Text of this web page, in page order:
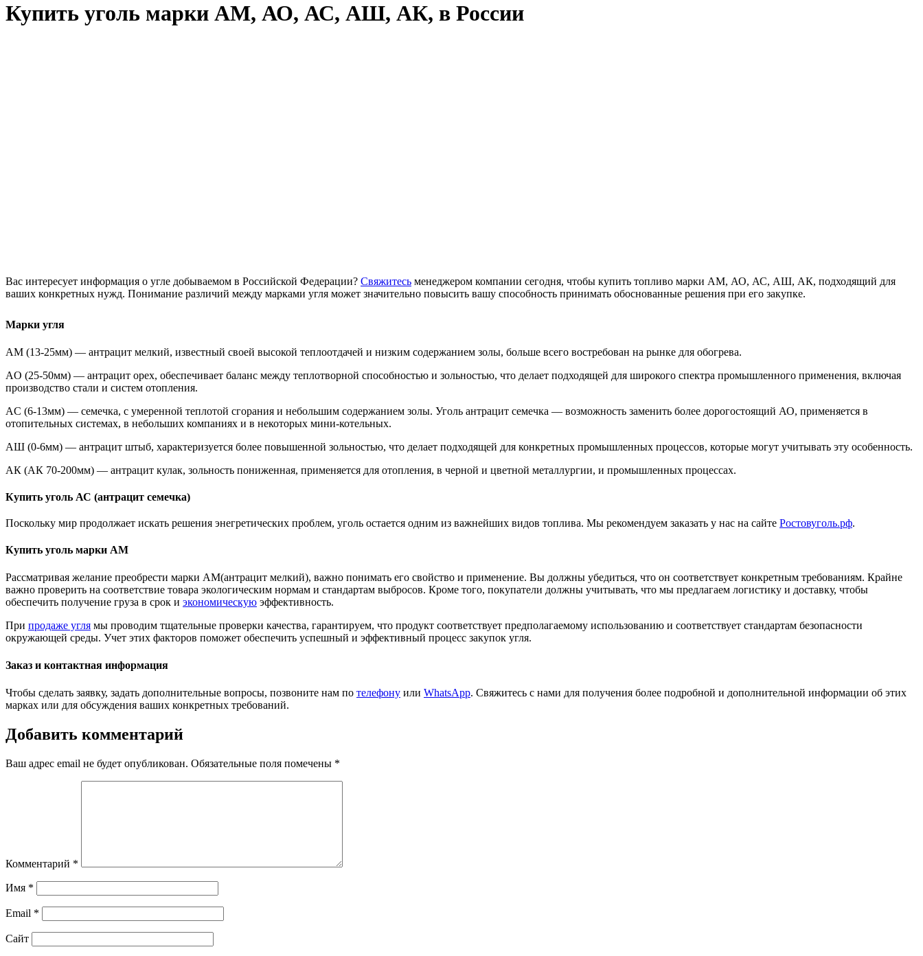
Купить уголь марки АМ, АО, АС, АШ, АК, в России
Вас интересует информация о угле добываемом в Российской Федерации? Свяжитесь менеджером компании сегодня, чтобы купить топливо марки АМ, АО, АС, АШ, АК, подходящий для
ваших конкретных нужд. Понимание различий между марками угля может значительно повысить вашу способность принимать обоснованные решения при его закупке.
Марки угля
AM (13-25мм) — антрацит мелкий, известный своей высокой теплоотдачей и низким содержанием золы, больше всего востребован на рынке для обогрева.
AO (25-50мм) — антрацит орех, обеспечивает баланс между теплотворной способностью и зольностью, что делает подходящей для широкого спектра промышленного применения, включая
производство стали и систем отопления.
AС (6-13мм) — семечка, с умеренной теплотой сгорания и небольшим содержанием золы. Уголь антрацит семечка — возможность заменить более дорогостоящий АО, применяется в
отопительных системах, в небольших компаниях и в некоторых мини-котельных.
AШ (0-6мм) — антрацит штыб, характеризуется более повышенной зольностью, что делает подходящей для конкретных промышленных процессов, которые могут учитывать эту особенность.
АК (АК 70-200мм) — антрацит кулак, зольность пониженная, применяется для отопления, в черной и цветной металлургии, и промышленных процессах.
Купить уголь АС (антрацит семечка)
Поскольку мир продолжает искать решения энегретических проблем, уголь остается одним из важнейших видов топлива. Мы рекомендуем заказать у нас на сайте Ростовуголь.рф.
Купить уголь марки АМ
Рассматривая желание преобрести марки АМ(антрацит мелкий), важно понимать его свойство и применение. Вы должны убедиться, что он соответствует конкретным требованиям. Крайне
важно проверить на соответствие товара экологическим нормам и стандартам выбросов. Кроме того, покупатели должны учитывать, что мы предлагаем логистику и доставку, чтобы
обеспечить получение груза в срок и экономическую эффективность.
При продаже угля мы проводим тщательные проверки качества, гарантируем, что продукт соответствует предполагаемому использованию и соответствует стандартам безопасности
окружающей среды. Учет этих факторов поможет обеспечить успешный и эффективный процесс закупок угля.
Заказ и контактная информация
Чтобы сделать заявку, задать дополнительные вопросы, позвоните нам по телефону или WhatsApp. Свяжитесь с нами для получения более подробной и дополнительной информации об этих
марках или для обсуждения ваших конкретных требований.
Добавить комментарий
Ваш адрес email не будет опубликован. Обязательные поля помечены *
Комментарий *
Имя *
Email *
Сайт